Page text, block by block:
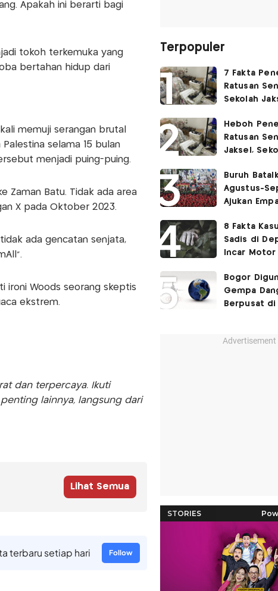
Apakah ini berarti bagi
tokoh terkemuka yang
bertahan hidup dari
memuji serangan brutal
selama 15 bulan
menjadi puing-puing.
Zaman Batu. Tidak ada area
X pada Oktober 2023.
ada gencatan senjata,
ironi Woods seorang skeptis
ekstrem.
dan terpercaya. Ikuti
lainnya, langsung dari
Lihat Semua
terbaru setiap hari Follow
Terpopuler
7 Fakta
Ratusan
Sekolah
Ruang
Heboh
Ratusan
Jaksel,
Kegiatan
Menembak
Buruh
Agustus-
Ajukan
8 Fakta
Sadis di
Incar Motor
Bogor
Gempa
Berpusat di
Advertisement